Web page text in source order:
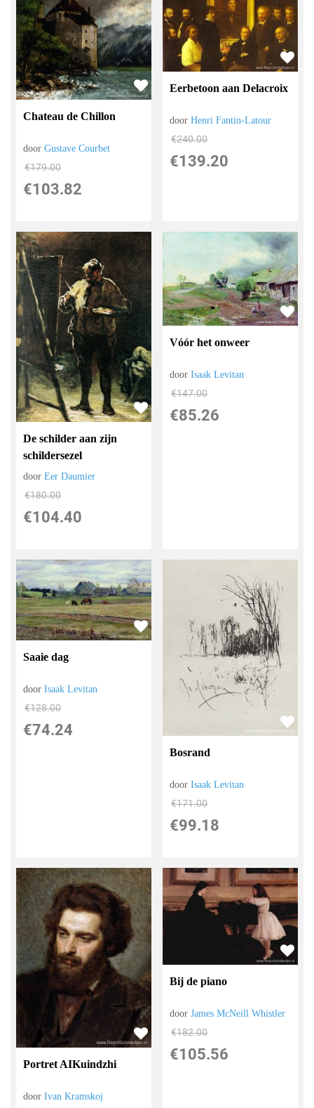
Chateau de Chillon
doorGustave Courbet
€179.00
€103.82
Eerbetoon aan Delacroix
doorHenri Fantin-Latour
€240.00
€139.20
De schilder aan zijn
schildersezel
doorEer Daumier
€180.00
€104.40
Vóór het onweer
doorIsaak Levitan
€147.00
€85.26
Saaie dag
doorIsaak Levitan
€128.00
€74.24
Bosrand
doorIsaak Levitan
€171.00
€99.18
Portret AIKuindzhi
doorIvan Kramskoj
Bij de piano
doorJames McNeill Whistler
€182.00
€105.56